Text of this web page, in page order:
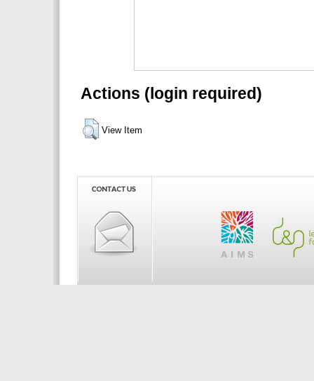
Actions (login required)
View Item